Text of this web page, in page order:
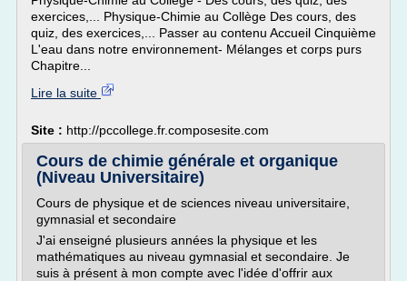
exercices,... Physique-Chimie au Collège Des cours, des
quiz, des exercices,... Passer au contenu Accueil Cinquième
L'eau dans notre environnement- Mélanges et corps purs
Chapitre...
Lire la suite
Site : http://pccollege.fr.composesite.com
Cours de chimie générale et organique
(Niveau Universitaire)
Cours de physique et de sciences niveau universitaire,
gymnasial et secondaire
J'ai enseigné plusieurs années la physique et les
mathématiques au niveau gymnasial et secondaire. Je
suis à présent à mon compte avec l'idée d'offrir aux